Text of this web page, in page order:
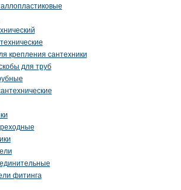
крепления сантехники
для труб
фитинга